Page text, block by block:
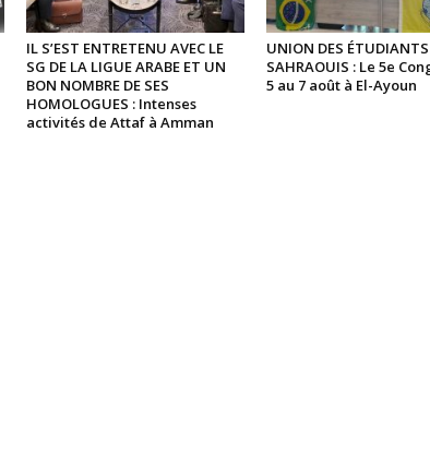
IL S’EST ENTRETENU AVEC LE
SG DE LA LIGUE ARABE ET UN
BON NOMBRE DE SES
HOMOLOGUES : Intenses
activités de Attaf à Amman
UNION DES ÉTUDIANTS
SAHRAOUIS : Le 5e
5 au 7 août à El-Ayoun